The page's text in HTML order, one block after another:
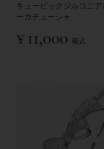
キュービックジルコニア
ーカチューシャ
¥ 11,000 税込